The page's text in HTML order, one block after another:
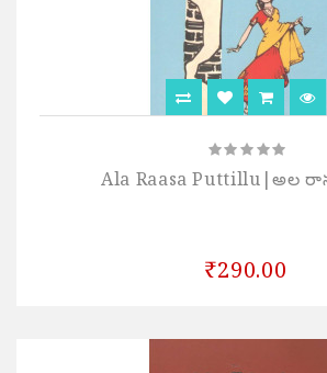
Ala Raasa Puttillu|అల రాస
₹290.00